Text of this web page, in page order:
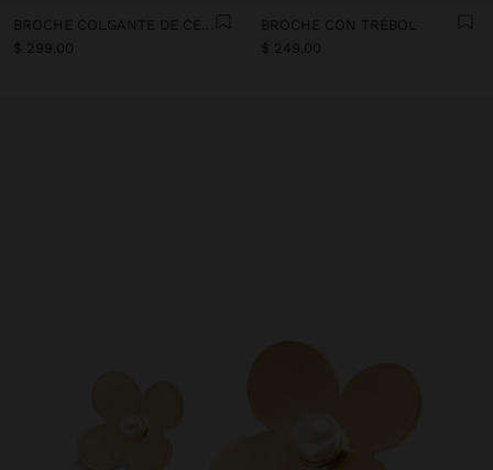
$ 299.00
BROCHE CON TRÉBOL
$ 249.00